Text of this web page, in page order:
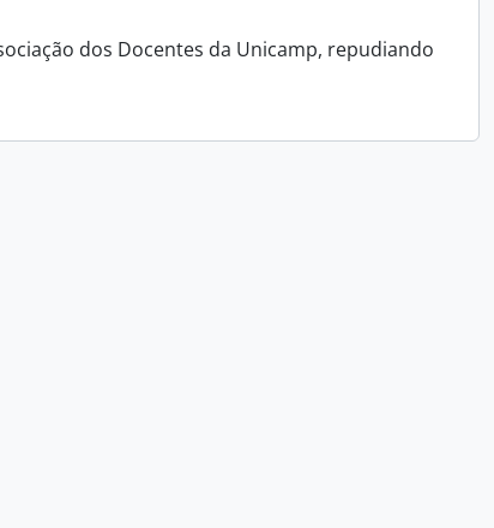
dos Docentes da Unicamp, repudiando